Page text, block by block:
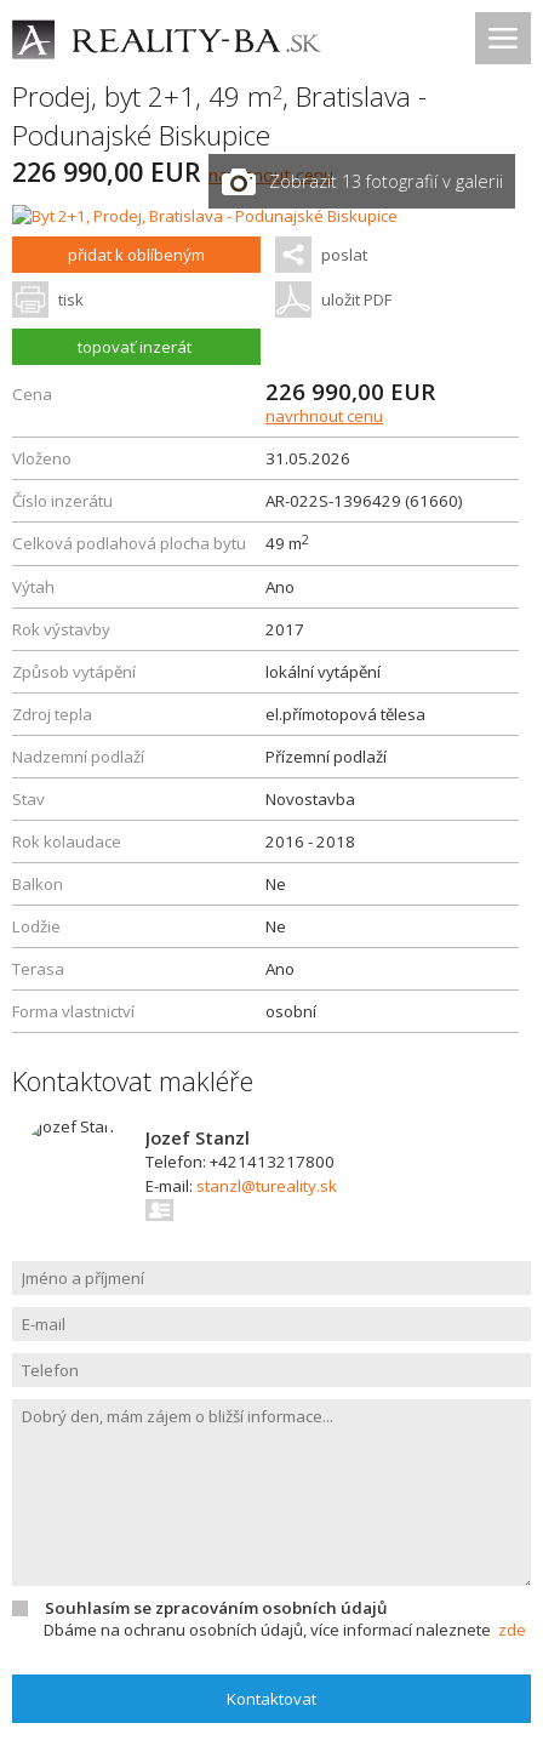
Prodej, byt 2+1, 49 m2, Bratislava -
Podunajské Biskupice
226 990,00 EUR navrhnout cenuZobrazit 13 fotografií v galerii
přidat k oblíbeným poslat
tisk uložit PDF
topovať inzerát
Cena 226 990,00 EUR
navrhnout cenu
Vloženo
31.05.2026
Číslo inzerátu
AR-022S-1396429 (61660)
Celková podlahová plocha bytu
49 m2
Výtah
Ano
Rok výstavby
2017
Způsob vytápění
lokální vytápění
Zdroj tepla
el.přímotopová tělesa
Nadzemní podlaží
Přízemní podlaží
Stav
Novostavba
Rok kolaudace
2016 - 2018
Balkon
Ne
Lodžie
Ne
Terasa
Ano
Forma vlastnictví
osobní
Kontaktovat makléře
Jozef Stanzl
Telefon: +421413217800
E-mail: stanzl@tureality.sk
Souhlasím se zpracováním osobních údajů
Dbáme na ochranu osobních údajů, více informací naleznete zde
Kontaktovat